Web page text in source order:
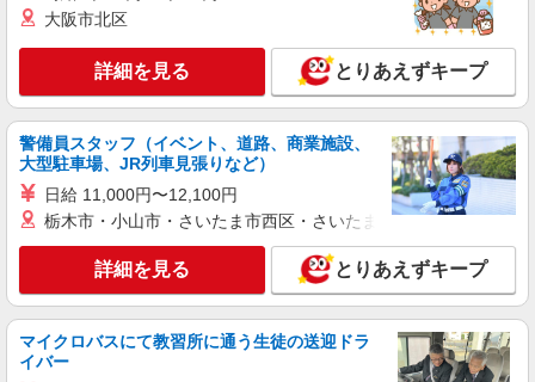
愛知県名古屋市中村区／最寄駅：名古屋駅、名
鉄名古屋駅 ●大名古屋ビルヂング＊名古屋駅地
下直結で通いやすい＊好立地♪
キープ 詳細を見る
派遣社員
パーソルテンプスタッフ株式会社 名古屋コーディネートセンタ
ー/26-0586465
［時給1650円］長期｜自由で楽しい職場★広
告会社での事務のお仕事♪＠名駅
時給1650円
愛知県名古屋市中村区／最寄駅：名古屋駅、名
鉄名古屋駅 ●JR・名鉄各線、近鉄、地下鉄桜通
大阪市北区
詳細を見る とりあえずキープ
警備員スタッフ（イベント、道路、商業施設、
大型駐車場、JR列車見張りなど）
日給 11,000円〜12,100円
栃木市・小山市・さいたま市西区・さいたま市岩槻区・久喜市・
詳細を見る とりあえずキープ
マイクロバスにて教習所に通う生徒の送迎ドラ
イバー